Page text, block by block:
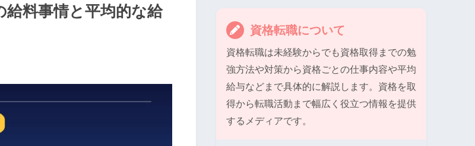
給料事情と平均的な給
資格転職について
資格転職は未経験からでも資格取得までの勉
強方法や対策から資格ごとの仕事内容や平均
給与などまで具体的に解説します。資格を取
得から転職活動まで幅広く役立つ情報を提供
するメディアです。